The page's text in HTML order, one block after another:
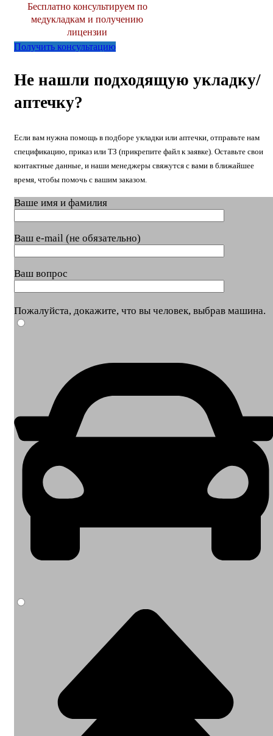
Бесплатно консультируем по
медукладкам и получению
лицензии
Получить консультацию
Не нашли подходящую укладку/
аптечку?
Если вам нужна помощь в подборе укладки или аптечки, отправьте нам
спецификацию, приказ или ТЗ (прикрепите файл к заявке). Оставьте свои
контактные данные, и наши менеджеры свяжутся с вами в ближайшее
время, чтобы помочь с вашим заказом.
Ваше имя и фамилия
Ваш e-mail (не обязательно)
Ваш вопрос
Пожалуйста, докажите, что вы человек, выбрав машина.